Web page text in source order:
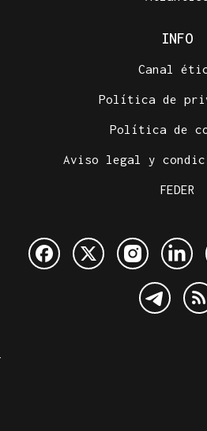
INFO
Canal
Política de
Política de
Aviso legal y
FEDER